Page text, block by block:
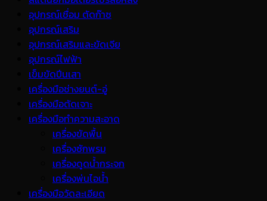
อุปกรณ์เชื่อม ตัดก๊าซ
อุปกรณ์เสริม
อุปกรณ์เสริมและขัดเจีย
อุปกรณ์ไฟฟ้า
เข็มขัดปีนเสา
เครื่องมือช่างยนต์-อู่
เครื่องมือตัดเจาะ
เครื่องมือทำความสะอาด
เครื่องขัดพื้น
เครื่องซักพรม
เครื่องดูดน้ำกระจก
เครื่องพ่นไอน้ำ
เครื่องมือวัดละเอียด